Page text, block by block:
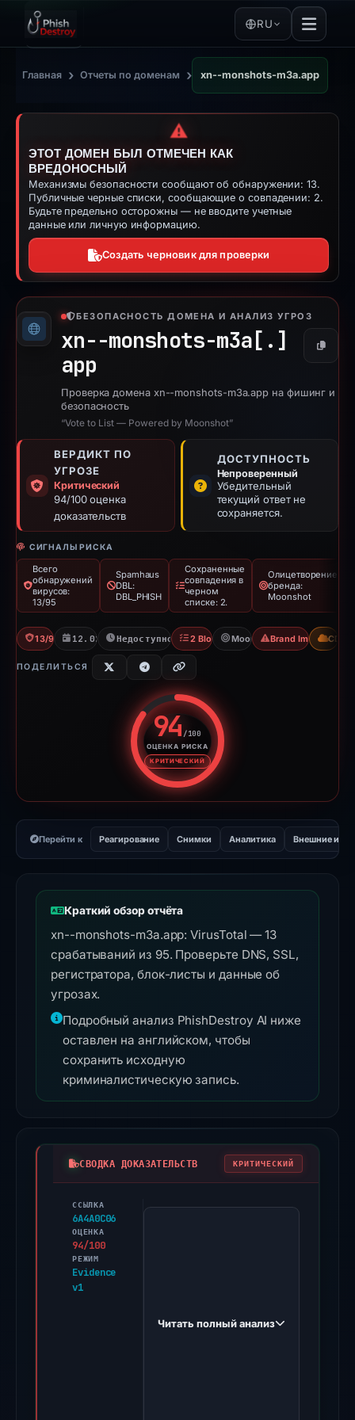
RU
Главная › Отчеты по доменам › xn--monshots-m3a.app
⚠️
ЭТОТ ДОМЕН БЫЛ ОТМЕЧЕН КАК
ВРЕДОНОСНЫЙ
Механизмы безопасности сообщают об обнаружении: 13.
Публичные черные списки, сообщающие о совпадении: 2.
Будьте предельно осторожны — не вводите учетные
данные или личную информацию.
Создать черновик для проверки
БЕЗОПАСНОСТЬ ДОМЕНА И АНАЛИЗ УГРОЗ
xn--monshots-m3a[.]
app
Проверка домена xn--monshots-m3a.app на фишинг и
безопасность
“Vote to List — Powered by Moonshot”
ВЕРДИКТ ПО
УГРОЗЕ
Критический
94/100 оценка
доказательств
ДОСТУПНОСТЬ
Непроверенный
Убедительный
текущий ответ не
сохраняется.
СИГНАЛЫ РИСКА
Всего
обнаружений
вирусов:
13/95
Spamhaus
DBL:
DBL_PHISH
Сохраненные
совпадения в
черном
списке: 2.
Олицетворение
бренда:
Moonshot
13/95 VT12.02.2026Недоступно с 01.03.2026
2 BlocklistsMoonshotBrand CDN
ПОДЕЛИТЬСЯ
94 /100
ОЦЕНКА РИСКА
КРИТИЧЕСКИЙ
Оценка риска: 94 из 100.
Перейти к Реагирование Снимки Аналитика Внешние
Краткий обзор отчёта
xn--monshots-m3a.app: VirusTotal — 13
срабатываний из 95. Проверьте DNS, SSL,
регистратора, блок-листы и данные об
угрозах.
Подробный анализ PhishDestroy AI ниже
оставлен на английском, чтобы
сохранить исходную
криминалистическую запись.
СВОДКА ДОКАЗАТЕЛЬСТВ КРИТИЧЕСКИЙ
ССЫЛКА
6A4A0C06
ОЦЕНКА
94/100
РЕЖИМ
Evidence
v1
PhishDestroy
m3a.app
Читать полный анализ